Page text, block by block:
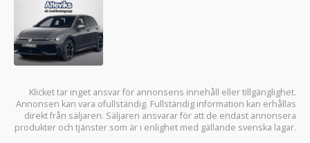
Klicket tar inget ansvar för annonsens innehåll eller tillgänglighet.
Annonsen kan vara ofullständig. Fullständig information kan erhållas
direkt från säljaren. Säljaren ansvarar för att de endast annonsera
produkter och tjänster som är i enlighet med gällande svenska lagar.